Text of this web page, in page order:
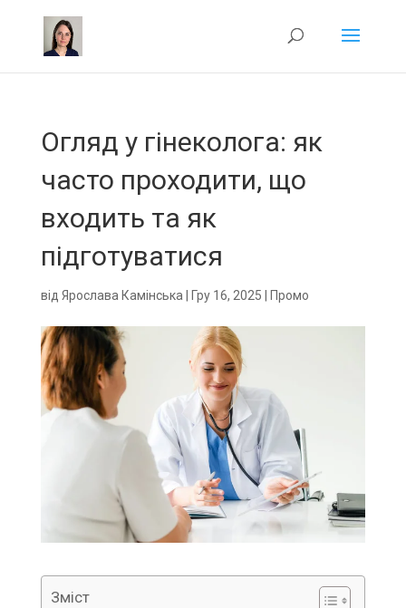
Огляд у гінеколога: як
часто проходити, що
входить та як
підготуватися
від Ярослава Камінська Гру 16, 2025 Промо
Зміст